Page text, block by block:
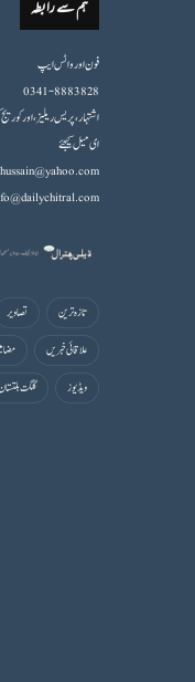
ہم سے رابطہ
فون اورواٹس ایپ
0341-8883828
اشتہار،پریس ریلیز، اور کوریج
ای میل کیجئے
تازہ ترین تصاویر
علاقائی خبریں
ویڈیوز
گلگت